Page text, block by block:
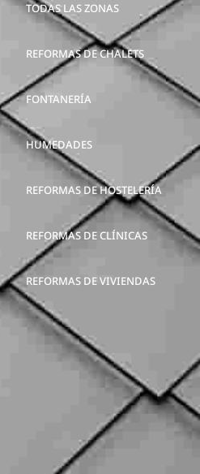
TODAS LAS ZONAS
REFORMAS DE CHALETS
FONTANERÍA
HUMEDADES
REFORMAS DE HOSTELERÍA
REFORMAS DE CLÍNICAS
REFORMAS DE VIVIENDAS